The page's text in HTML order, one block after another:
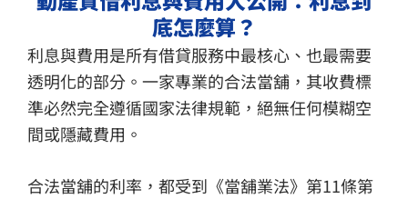
底怎麼算？
利息與費用是所有借貸服務中最核心、也最需要
透明化的部分。一家專業的合法當舖，其收費標
準必然完全遵循國家法律規範，絕無任何模糊空
間或隱藏費用。
合法當舖的利率，都受到《當舖業法》第11條第